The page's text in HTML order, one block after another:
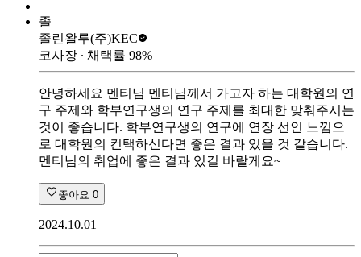
졸
졸린왈루(주)KEC
코사장 ∙ 채택률 98%
안녕하세요 멘티님 멘티님께서 가고자 하는 대학원의 연
구 주제와 학부연구생의 연구 주제를 최대한 맞춰주시는
것이 좋습니다. 학부연구생의 연구에 연장 선인 느낌으
로 대학원의 컨택하신다면 좋은 결과 있을 것 같습니다.
멘티님의 취업에 좋은 결과 있길 바랄게요~
좋아요 0
2024.10.01